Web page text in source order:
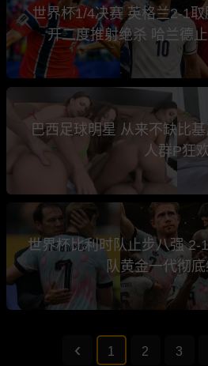
世界杯1/4决赛 英格兰2-1
开二度推射绝杀 哈兰德
巴西足球明星 从来不缺比
人群P狂
世界杯比利时队止步八强 2-
队黄金一代彻
1 2 3